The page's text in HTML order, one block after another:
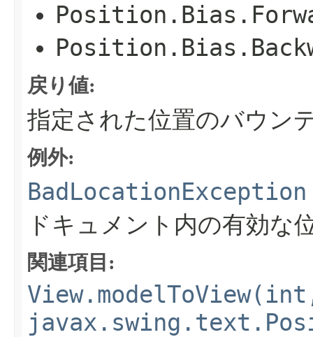
戻り値:
指定された位置のバウン
例外:
BadLocationException
ドキュメント内の有効な
関連項目: